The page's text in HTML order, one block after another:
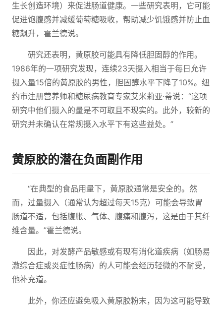
生长创造环境）来促进肠道健康。一些研究表明，它可能
促进饱腹感并减缓葡萄糖吸收，帮助减少饥饿感并防止血
糖飙升，霍兰德说。
研究还表明，黄原胶可能具有降低胆固醇的作用。
1986年的一项研究发现，连续23天摄入相当于每日允许
摄入量15倍的黄原胶的男性，胆固醇水平下降了10%。纽
约市注册营养师和糖尿病教育专家艾米莉亚·蒂说：“这项
研究中他们摄入的量是不可取且不现实的。此外，较新的
研究并未确认在常规摄入水平下有这些益处。”
黄原胶的潜在负面副作用
“在典型的食品用量下，黄原胶通常是安全的。然
而，过量摄入（通常认为超过每天15克）可能会导致胃
肠道不适，包括腹胀、气体、腹痛和腹泻，这是由于其纤
维含量。”霍兰德说。
因此，对发酵产品敏感或有现有消化道疾病（如肠易
激综合症或炎症性肠病）的人可能会经历轻微的不耐受，
他补充道。
此外，你还应避免吸入黄原胶粉末，因为这可能导致